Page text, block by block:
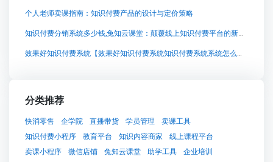
个人老师卖课指南：知识付费产品的设计与定价策略
知识付费分销系统多少钱,兔知云课堂：颠覆线上知识付费平台的新选择
效果好知识付费系统【效果好知识付费系统知识付费系统系统怎么制作，知识付费系统搭建使用教程】
分类推荐
快消零售 企学院 直播带货 学员管理
卖课工具
知识付费小程序
教育平台 知识内容商家
线上课程平台
卖课小程序
微信店铺 兔知云课堂 助学工具
企业培训